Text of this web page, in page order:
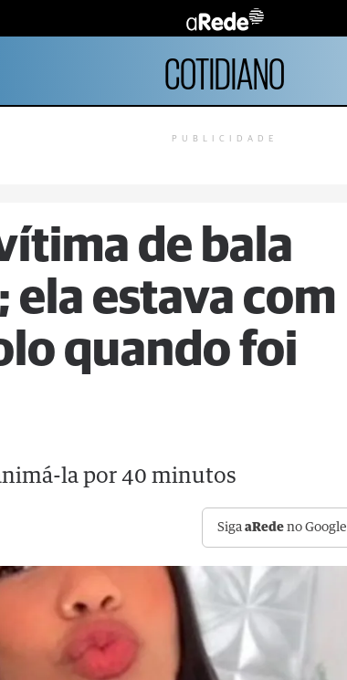
COTIDIANO
PUBLICIDADE
de bala
ela estava com
quando foi
la por 40 minutos
SigaaRede no Google